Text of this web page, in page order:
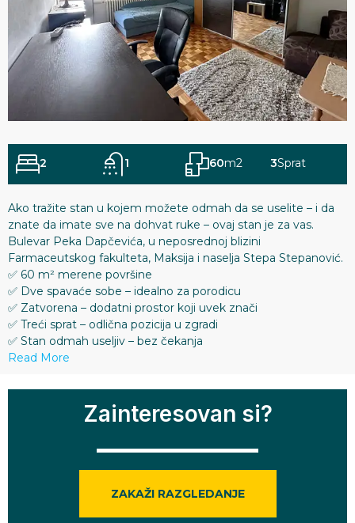
2 1 m2
60 Sprat
3
Ako tražite stan u kojem možete odmah da se uselite – i da
znate da imate sve na dohvat ruke – ovaj stan je za vas.
Bulevar Peka Dapčevića, u neposrednoj blizini
Farmaceutskog fakulteta, Maksija i naselja Stepa Stepanović.
✅ 60 m² merene površine
✅ Dve spavaće sobe – idealno za porodicu
✅ Zatvorena – dodatni prostor koji uvek znači
✅ Treći sprat – odlična pozicija u zgradi
✅ Stan odmah useljiv – bez čekanja
Read More
Zainteresovan si?
ZAKAŽI RAZGLEDANJE